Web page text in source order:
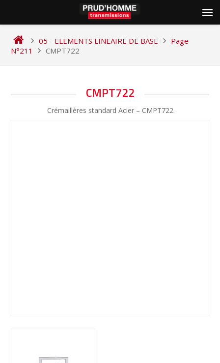
content
05 - ELEMENTS LINEAIRE DE BASE
Page
N°211
CMPT722
CMPT722
Crémaillères standard Acier – CMPT722